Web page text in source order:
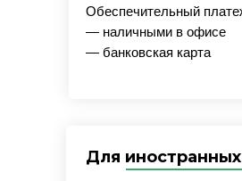
Для
Обеспечительный
— наличными в офисе
— банковская карта